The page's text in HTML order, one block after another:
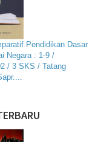
Pendidikan Dasar
Negara : 1-9 /
/ 3 SKS / Tatang